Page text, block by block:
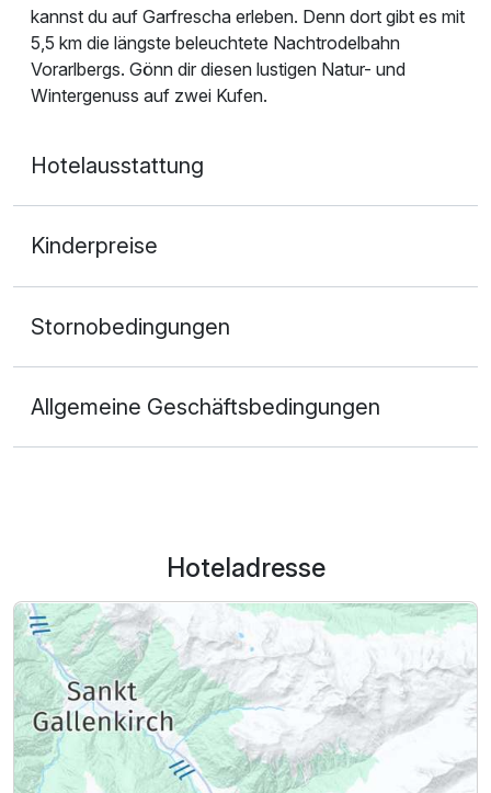
kannst du auf Garfrescha erleben. Denn dort gibt es mit
5,5 km die längste beleuchtete Nachtrodelbahn
Vorarlbergs. Gönn dir diesen lustigen Natur- und
Wintergenuss auf zwei Kufen.
Hotelausstattung
Kinderpreise
Stornobedingungen
Allgemeine Geschäftsbedingungen
Hoteladresse